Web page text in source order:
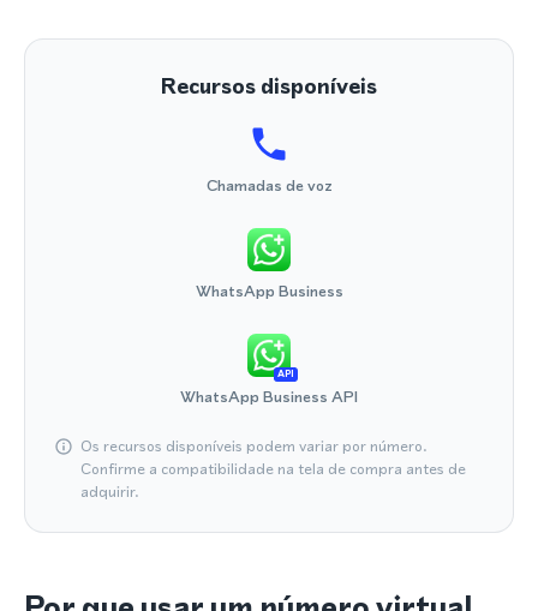
Recursos disponíveis
Chamadas de voz
WhatsApp Business
API
WhatsApp Business API
Os recursos disponíveis podem variar por número.
Confirme a compatibilidade na tela de compra antes de
adquirir.